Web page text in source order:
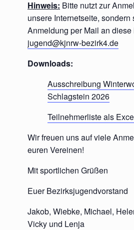
Hinweis: Bitte nutzt zur
unsere Internetseite,
Anmeldung per Mail an diese
jugend@kjnrw-bezirk4.de
Downloads:
Ausschreibung
Schlagstein 2026
Teilnehmerliste als
Wir freuen uns auf viele
euren Vereinen!
Mit sportlichen Grüßen
Euer Bezirksjugendvorstand
Jakob, Wiebke, Michael,
Vicky und Lenja